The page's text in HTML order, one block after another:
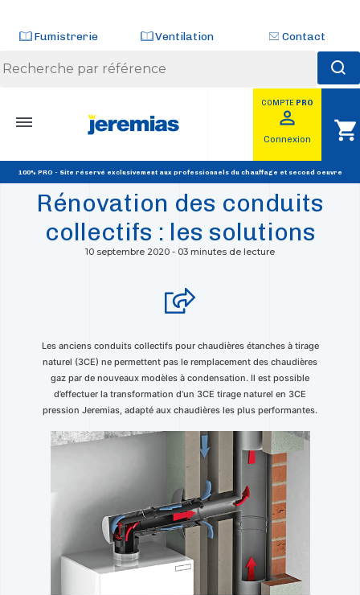
Fumistrerie Ventilation Contact
COMPTE PRO
perm_identity
Connexion shopping_cart
100% PRO - Site réservé exclusivement aux professionnels du chauffage et second oeuvre
Rénovation des conduits
collectifs : les solutions
10 septembre 2020 - 03 minutes de lecture
Les anciens conduits collectifs pour chaudières étanches à tirage
naturel (3CE) ne permettent pas le remplacement des chaudières
gaz par de nouveaux modèles à condensation. Il est possible
d’effectuer la transformation d’un 3CE tirage naturel en 3CE
pression Jeremias, adapté aux chaudières les plus performantes.